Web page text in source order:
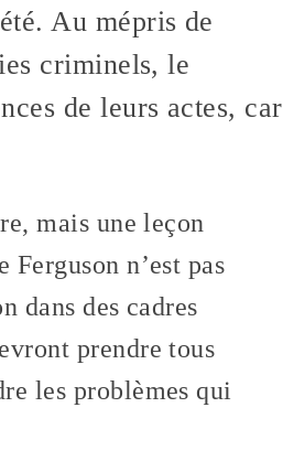
Au mépris de
criminels, le
de leurs actes, car
mais une leçon
n’est pas
dans des cadres
prendre tous
les problèmes qui